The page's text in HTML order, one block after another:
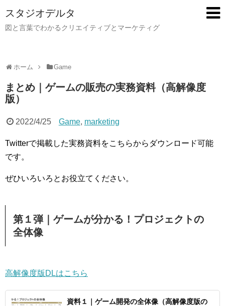
スタジオデルタ
図と言葉でわかるクリエイティブとマーケティグ
ホーム Game
まとめ｜ゲームの販売の実務資料（高解像度
版）
2022/4/25 Game, marketing
Twitterで掲載した実務資料をこちらからダウンロード可能
です。
ぜひいろいろとお役立てください。
第１弾｜ゲームが分かる！プロジェクトの
全体像
高解像度版DLはこちら
資料１｜ゲーム開発の全体像（高解像度版の